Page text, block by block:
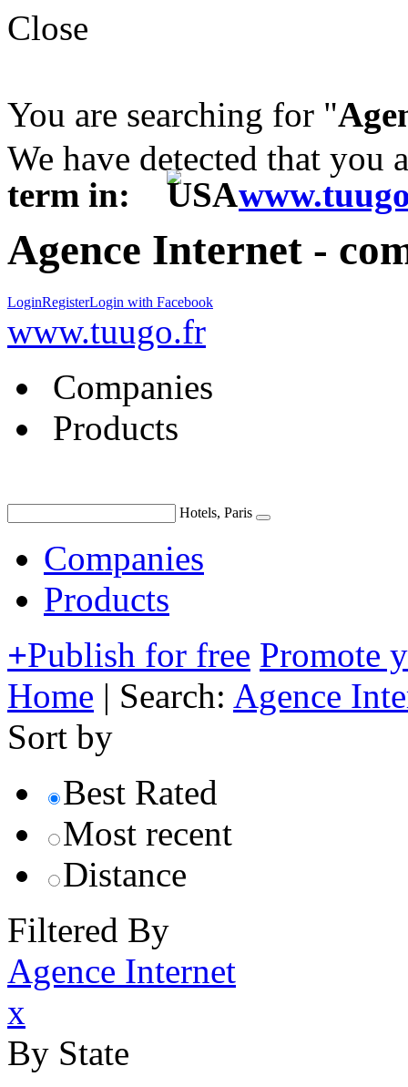
Close
You are searching for "
We have detected that you
term in:
Agence Internet -
LoginRegisterLogin with Facebook
www.tuugo.fr
Companies
Products
Hotels, Paris
Companies
Products
+Publish for free Promote
Home | Search: Agence
Sort by
Best Rated
Most recent
Distance
Filtered By
Agence Internet
x
By State